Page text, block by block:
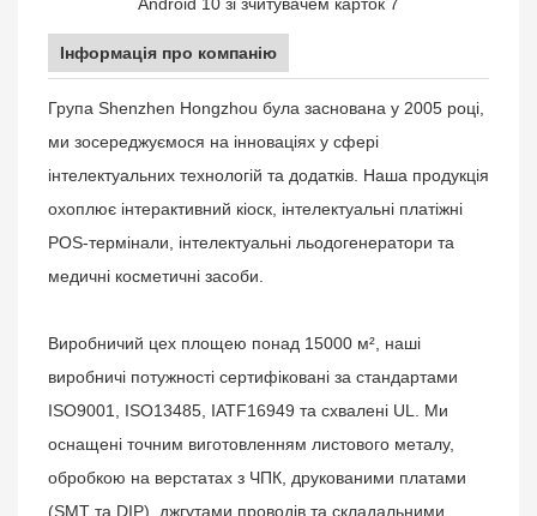
Інформація про компанію
Група Shenzhen Hongzhou була заснована у 2005 році,
ми зосереджуємося на інноваціях у сфері
інтелектуальних технологій та додатків. Наша продукція
охоплює інтерактивний кіоск, інтелектуальні платіжні
POS-термінали, інтелектуальні льодогенератори та
медичні косметичні засоби.
Виробничий цех площею понад 15000 м², наші
виробничі потужності сертифіковані за стандартами
ISO9001, ISO13485, IATF16949 та схвалені UL. Ми
оснащені точним виготовленням листового металу,
обробкою на верстатах з ЧПК, друкованими платами
(SMT та DIP), джгутами проводів та складальними